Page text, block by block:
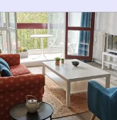
60
à louer
€
comprises